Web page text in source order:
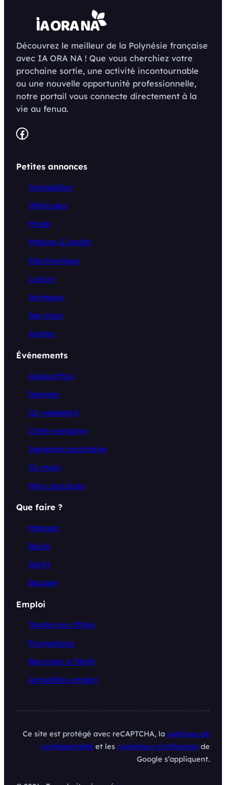
Découvrez le meilleur de la Polynésie française
avec IA ORA NA ! Que vous cherchiez votre
prochaine sortie, une activité incontournable
ou une nouvelle opportunité professionnelle,
notre portail vous connecte directement à la
vie au fenua.
Facebook
Petites annonces
Immobilier
Véhicules
Mode
Maison & jardin
Electronique
Loisirs
Animaux
Services
Autres
Événements
Aujourd’hui
Demain
Ce weekend
Cette semaine
Semaine prochaine
Ce mois
Mois prochain
Que faire ?
Manger
Boire
Sortir
Bouger
Emploi
Toutes les offres
Formations
Recruter à Tahiti
Actualités emploi
Ce site est protégé avec reCAPTCHA, la politique de
confidentialité et les conditions d’utilisation de
Google s’appliquent.